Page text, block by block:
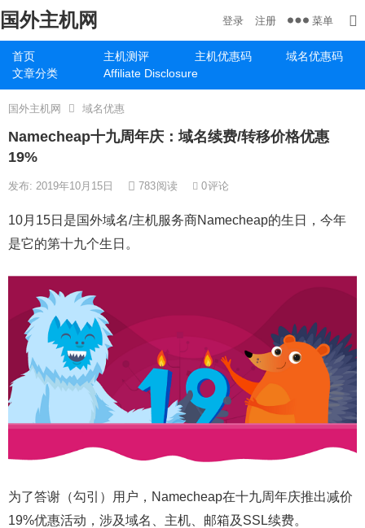
国外主机网
首页 主机测评 主机优惠码
域名优惠码
文章分类
Affiliate Disclosure
登录 注册 菜单
国外主机网 域名优惠
Namecheap十九周年庆：域名续费/转移价格优惠
19%
发布: 2019年10月15日 783阅读 0评论
10月15日是国外域名/主机服务商Namecheap的生日，今年
是它的第十九个生日。
为了答谢（勾引）用户，Namecheap在十九周年庆推出减价
19%优惠活动，涉及域名、主机、邮箱及SSL续费。